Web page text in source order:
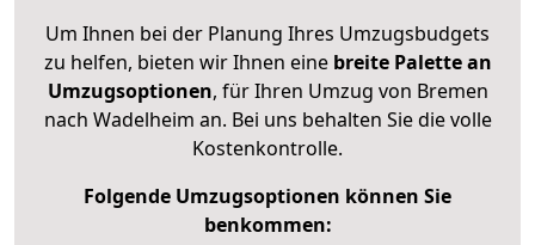
Um Ihnen bei der Planung Ihres Umzugsbudgets
zu helfen, bieten wir Ihnen eine breite Palette an
Umzugsoptionen, für Ihren Umzug von Bremen
nach Wadelheim an. Bei uns behalten Sie die volle
Kostenkontrolle.
Folgende Umzugsoptionen können Sie
benkommen: